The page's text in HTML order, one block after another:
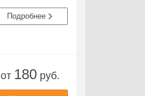
Подробнее
от 180руб.